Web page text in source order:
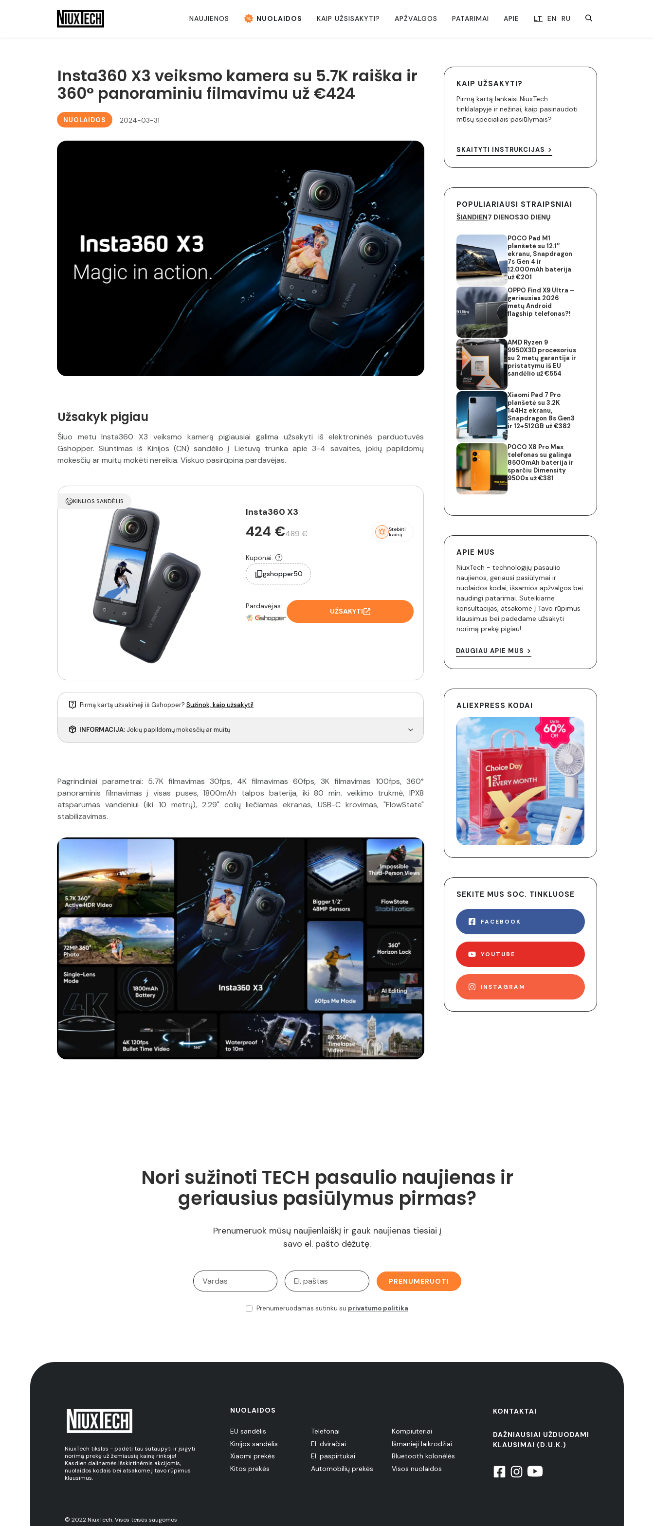
NAUJIENOS NUOLAIDOS KAIP UŽSISAKYTI? APŽVALGOS PATARIMAI APIE LT EN RU
Insta360 X3 veiksmo kamera su 5.7K raiška ir
360° panoraminiu filmavimu už €424
NUOLAIDOS 2024-03-31
Užsakyk pigiau
Šiuo metu Insta360 X3 veiksmo kamerą pigiausiai galima užsakyti iš elektroninės parduotuvės
Gshopper. Siuntimas iš Kinijos (CN) sandėlio į Lietuvą trunka apie 3-4 savaites, jokių papildomų
mokesčių ar muitų mokėti nereikia. Viskuo pasirūpina pardavėjas.
KINIJOS SANDĖLIS
Insta360 X3
424 €489 €
Stebėti
kainą
Kuponai:
gshopper50
Pardavėjas:
UŽSAKYTI
Pirmą kartą užsakinėji iš Gshopper? Sužinok, kaip užsakyti!
INFORMACIJA: Jokių papildomų mokesčių ar muitų
Pagrindiniai parametrai: 5.7K filmavimas 30fps, 4K filmavimas 60fps, 3K filmavimas 100fps, 360°
panoraminis filmavimas į visas puses, 1800mAh talpos baterija, iki 80 min. veikimo trukmė, IPX8
atsparumas vandeniui (iki 10 metrų), 2.29" colių liečiamas ekranas, USB-C krovimas, "FlowState"
stabilizavimas.
KAIP UŽSAKYTI?
Pirmą kartą lankaisi NiuxTech
tinklalapyje ir nežinai, kaip pasinaudoti
mūsų specialiais pasiūlymais?
SKAITYTI INSTRUKCIJAS
POPULIARIAUSI STRAIPSNIAI
ŠIANDIEN7 DIENOS30 DIENŲ
POCO Pad M1
planšetė su 12.1″
ekranu, Snapdragon
7s Gen 4 ir
12.000mAh baterija
už €201
OPPO Find X9 Ultra –
geriausias 2026
metų Android
flagship telefonas?!
AMD Ryzen 9
9950X3D procesorius
su 2 metų garantija ir
pristatymu iš EU
sandėlio už €554
Xiaomi Pad 7 Pro
planšetė su 3.2K
144Hz ekranu,
Snapdragon 8s Gen3
ir 12+512GB už €382
POCO X8 Pro Max
telefonas su galinga
8500mAh baterija ir
sparčiu Dimensity
9500s už €381
APIE MUS
NiuxTech - technologijų pasaulio
naujienos, geriausi pasiūlymai ir
nuolaidos kodai, išsamios apžvalgos bei
naudingi patarimai. Suteikiame
konsultacijas, atsakome į Tavo rūpimus
klausimus bei padedame užsakyti
norimą prekę pigiau!
DAUGIAU APIE MUS
ALIEXPRESS KODAI
SEKITE MUS SOC. TINKLUOSE
FACEBOOK
YOUTUBE
INSTAGRAM
Nori sužinoti TECH pasaulio naujienas ir
geriausius pasiūlymus pirmas?
Prenumeruok mūsų naujienlaiškį ir gauk naujienas tiesiai į
savo el. pašto dėžutę.
PRENUMERUOTI
Prenumeruodamas sutinku su privatumo politika
NiuxTech tikslas - padėti tau sutaupyti ir įsigyti
norimą prekę už žemiausią kainą rinkoje!
Kasdien dalinamės išskirtinėmis akcijomis,
nuolaidos kodais bei atsakome į tavo rūpimus
klausimus.
NUOLAIDOS
EU sandėlis
Kinijos sandėlis
Xiaomi prekės
Kitos prekės
Telefonai
El. dviračiai
El. paspirtukai
Automobilių prekės
Kompiuteriai
Išmanieji laikrodžiai
Bluetooth kolonėlės
Visos nuolaidos
KONTAKTAI
DAŽNIAUSIAI UŽDUODAMI
KLAUSIMAI (D.U.K.)
© 2022 NiuxTech. Visos teisės saugomos